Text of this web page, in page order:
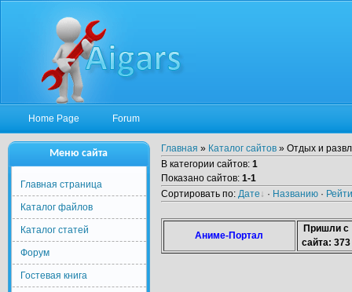
Home Page Forum
Главная » Каталог сайтов » Отдых и
В категории сайтов: 1
Показано сайтов: 1-1
Сортировать по: Дате · Названию ·
Аниме-Портал
Пришли с
сайта: 373
Меню сайта
Главная страница
Каталог файлов
Каталог статей
Форум
Гостевая книга